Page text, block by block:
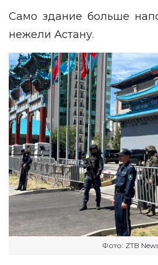
Само здание больше
нежели Астану.
Фото: ZTB